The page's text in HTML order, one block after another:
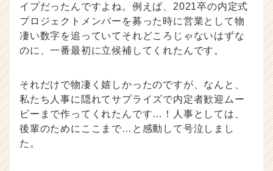
イプだったんですよね。例えば、2021卒の内定式
プロジェクトメンバーを募った時に営業として物
凄い数字を追っていてそれどころじゃないはずな
のに、一番最初に立候補してくれたんです。
それだけで物凄く嬉しかったのですが、なんと、
私たち人事に隠れてサプライズで内定者歓迎ムー
ビーまで作ってくれたんです…！人事としては、
後輩のためにここまで…と感動して号泣しまし
た。